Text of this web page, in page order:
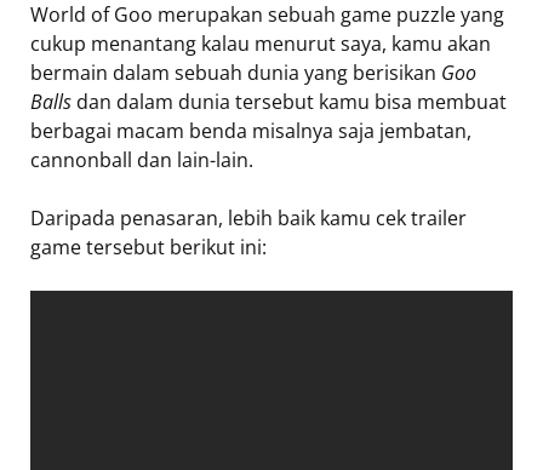
World of Goo merupakan sebuah game puzzle yang
cukup menantang kalau menurut saya, kamu akan
bermain dalam sebuah dunia yang berisikan Goo
Balls dan dalam dunia tersebut kamu bisa membuat
berbagai macam benda misalnya saja jembatan,
cannonball dan lain-lain.
Daripada penasaran, lebih baik kamu cek trailer
game tersebut berikut ini: